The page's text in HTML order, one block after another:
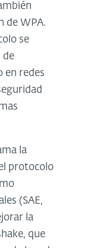
de WPA.
se
de
en redes
la
protocolo
(SAE,
la
que